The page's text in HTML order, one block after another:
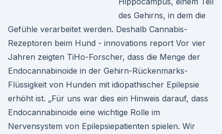
des Gehirns, in dem die
Gefühle verarbeitet werden. Deshalb Cannabis-
Rezeptoren beim Hund - innovations report Vor vier
Jahren zeigten TiHo-Forscher, dass die Menge der
Endocannabinoide in der Gehirn-Rückenmarks-
Flüssigkeit von Hunden mit idiopathischer Epilepsie
erhöht ist. „Für uns war dies ein Hinweis darauf, dass
Endocannabinoide eine wichtige Rolle im
Nervensystem von Epilepsiepatienten spielen. Wir